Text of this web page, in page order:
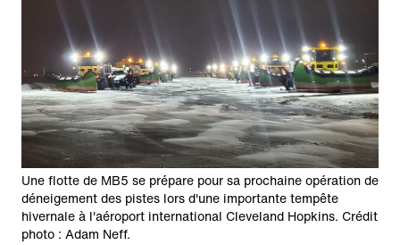
Une flotte de MB5 se prépare pour sa prochaine opération de
déneigement des pistes lors d'une importante tempête
hivernale à l'aéroport international Cleveland Hopkins. Crédit
photo : Adam Neff.